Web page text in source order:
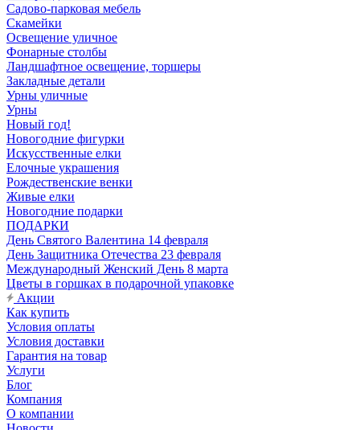
Садово-парковая мебель
Скамейки
Освещение уличное
Фонарные столбы
Ландшафтное освещение, торшеры
Закладные детали
Урны уличные
Урны
Новый год!
Новогодние фигурки
Искусственные елки
Елочные украшения
Рождественские венки
Живые елки
Новогодние подарки
ПОДАРКИ
День Святого Валентина 14 февраля
День Защитника Отечества 23 февраля
Международный Женский День 8 марта
Цветы в горшках в подарочной упаковке
Акции
Как купить
Условия оплаты
Условия доставки
Гарантия на товар
Услуги
Блог
Компания
О компании